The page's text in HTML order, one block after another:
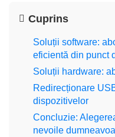
Cuprins
Soluții software:
eficientă din punct
Soluții hardware:
Redirecționare
dispozitivelor
Concluzie:
nevoile